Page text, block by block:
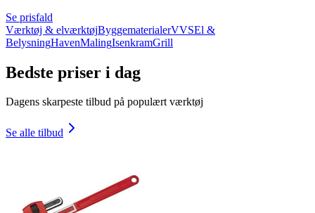
Se prisfald
Værktøj & elværktøjByggematerialerVVSEl &
BelysningHavenMalingIsenkramGrill
Bedste priser i dag
Dagens skarpeste tilbud på populært værktøj
Se alle tilbud